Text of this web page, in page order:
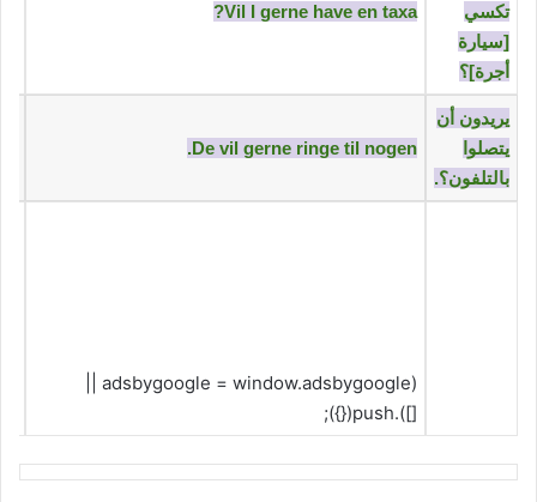
تكسي
[سيارة
أجرة]؟‬
Vil I gerne have en taxa?
‫يريدون أن
يتصلوا
بالتلفون؟.‬
De vil gerne ringe til nogen.
[]).push({});